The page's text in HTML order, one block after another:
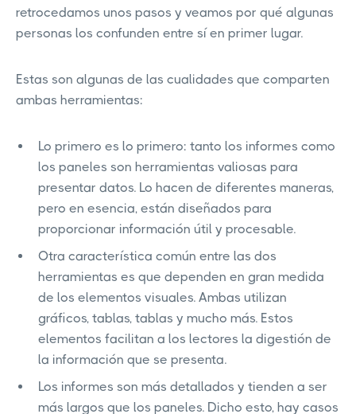
retrocedamos unos pasos y veamos por qué algunas
personas los confunden entre sí en primer lugar.
Estas son algunas de las cualidades que comparten
ambas herramientas:
Lo primero es lo primero: tanto los informes como
los paneles son herramientas valiosas para
presentar datos. Lo hacen de diferentes maneras,
pero en esencia, están diseñados para
proporcionar información útil y procesable.
Otra característica común entre las dos
herramientas es que dependen en gran medida
de los elementos visuales. Ambas utilizan
gráficos, tablas, tablas y mucho más. Estos
elementos facilitan a los lectores la digestión de
la información que se presenta.
Los informes son más detallados y tienden a ser
más largos que los paneles. Dicho esto, hay casos